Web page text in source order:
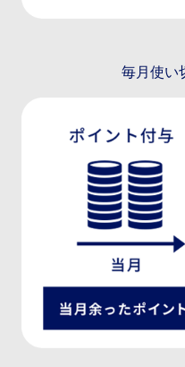
毎月使い